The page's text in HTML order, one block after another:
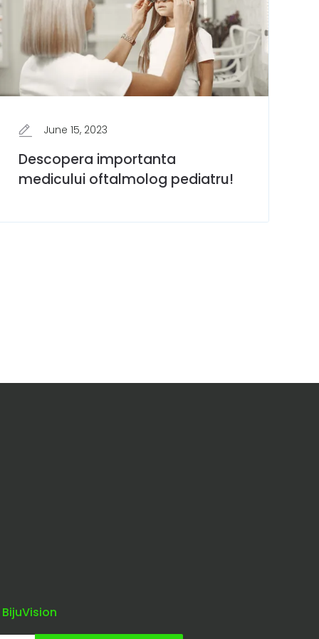
June 15, 2023
Descopera importanta
medicului oftalmolog pediatru!